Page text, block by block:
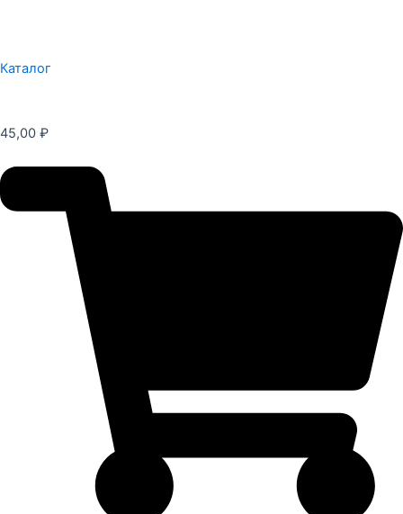
Каталог
45,00 ₽